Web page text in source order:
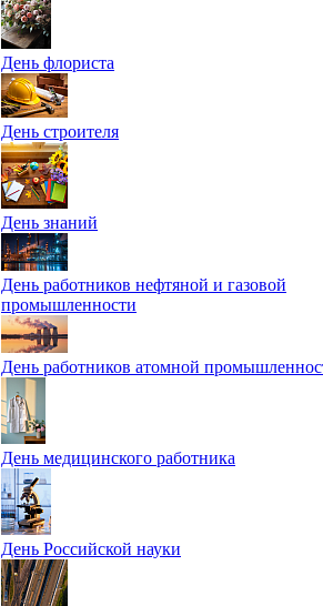
День флориста
День строителя
День знаний
День работников нефтяной и газовой
промышленности
День работников атомной
День медицинского работника
День Российской науки